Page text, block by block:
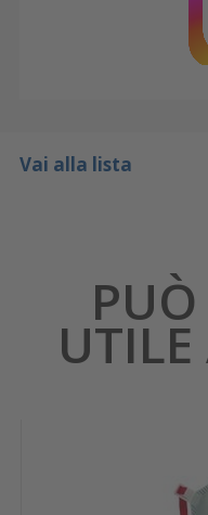
Vai alla lista
PUÒ